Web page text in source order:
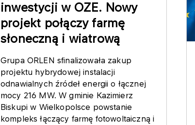
inwestycji w OZE. Nowy
projekt połączy farmę
słoneczną i wiatrową
Grupa ORLEN sfinalizowała zakup
projektu hybrydowej instalacji
odnawialnych źródeł energii o łącznej
mocy 216 MW. W gminie Kazimierz
Biskupi w Wielkopolsce powstanie
kompleks łączący farmę fotowoltaiczną i